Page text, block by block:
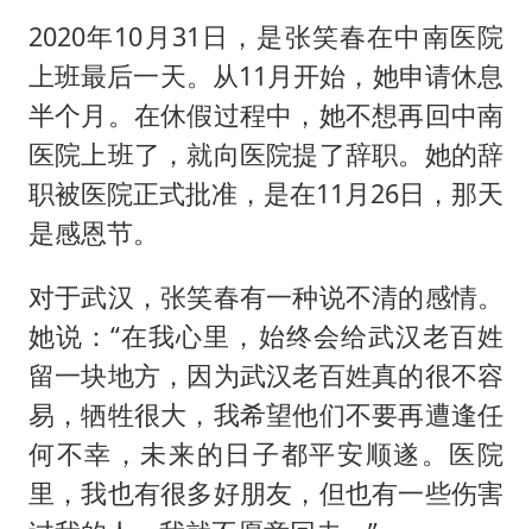
2020年10月31日，是张笑春在中南医院
上班最后一天。从11月开始，她申请休息
半个月。在休假过程中，她不想再回中南
医院上班了，就向医院提了辞职。她的辞
职被医院正式批准，是在11月26日，那天
是感恩节。
对于武汉，张笑春有一种说不清的感情。
她说：“在我心里，始终会给武汉老百姓
留一块地方，因为武汉老百姓真的很不容
易，牺牲很大，我希望他们不要再遭逢任
何不幸，未来的日子都平安顺遂。医院
里，我也有很多好朋友，但也有一些伤害